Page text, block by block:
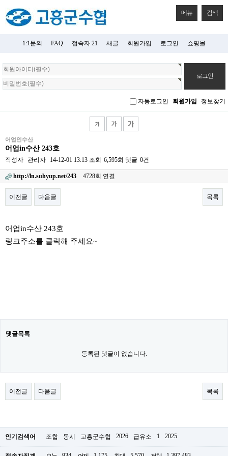
메뉴 검색
1:1문의 FAQ 접속자 21 새글 회원가입 로그인 쇼핑몰
회
원
로
자동로그인 회원가입 정보찾기
어업인수산
어업in수산 243호
작성자 관리자 14-12-01 13:13 조회 6,595회 댓글 0건
http://ln.suhyup.net/243 4728회 연결
이전글 다음글 목록
어업in수산 243호
링크주소를 클릭해 주세요~
댓글목록
등록된 댓글이 없습니다.
이전글 다음글 목록
인기검색어 조합 동시 고흥군수협 2026 급유소 1 2025